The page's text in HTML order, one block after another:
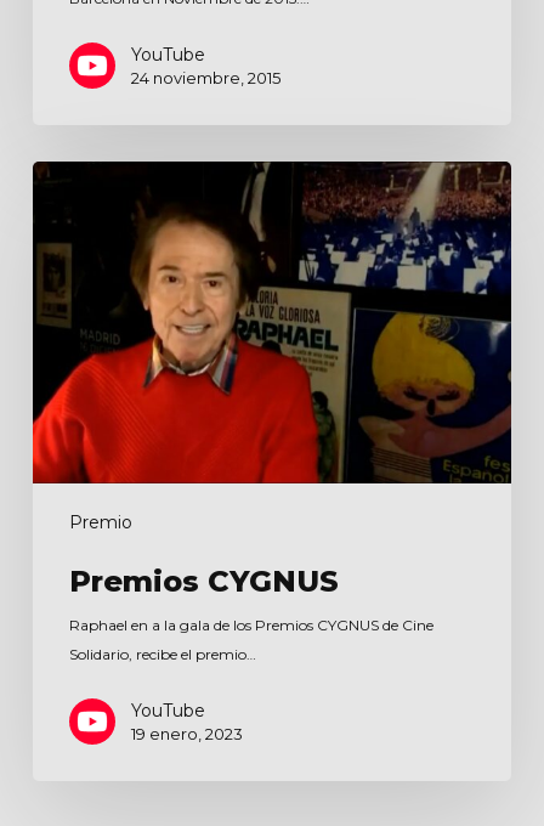
YouTube
24 noviembre, 2015
Premio
Premios
Premios CYGNUS
Raphael en a la gala de los Premios CYGNUS de Cine
Solidario, recibe el premio…
YouTube
19 enero, 2023